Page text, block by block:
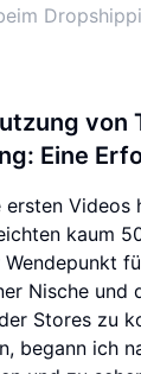
von
Eine
ersten
kaum
Nische und
Stores zu
begann ich